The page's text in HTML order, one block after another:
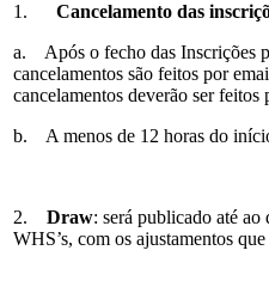
1. Cancelamento das
a. Após o fecho das Inscrições
cancelamentos são feitos por
cancelamentos deverão ser
b. A menos de 12 horas do
2. Draw: será publicado até
WHS’s, com os ajustamentos